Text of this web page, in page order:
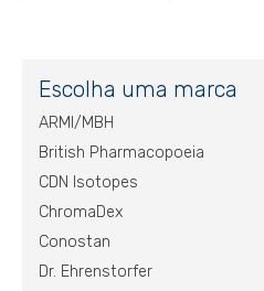
Escolha uma marca
ARMI/MBH
British Pharmacopoeia
CDN Isotopes
ChromaDex
Conostan
Dr. Ehrenstorfer